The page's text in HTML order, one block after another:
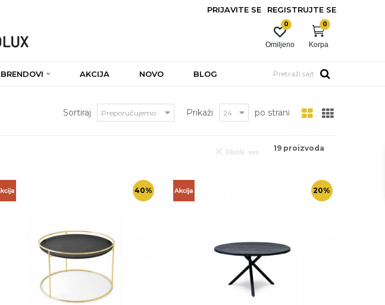
PRIJAVITE SE REGISTRUJTE SE
Korpa
0
Omiljeno
0
BRENDOVI AKCIJA NOVO BLOG Pretraži sajt
Sortiraj Prikaži po strani
19 proizvoda
Obriši sve
40% 20%